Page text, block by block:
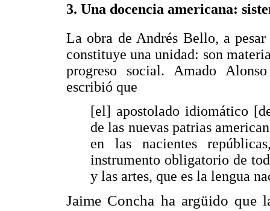
3. Una docencia americana:
La obra de Andrés Bello, a
constituye una unidad: son
progreso social. Amado
escribió que
[el] apostolado idiomático
de las nuevas patrias
en las nacientes
instrumento obligatorio de
y las artes, que es la lengua
Jaime Concha ha argüido que